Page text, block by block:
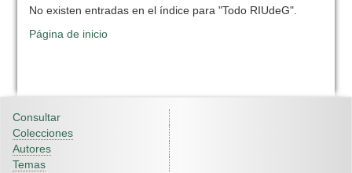
No existen entradas en el índice para "Todo RIUdeG".
Página de inicio
Consultar
Colecciones
Autores
Temas